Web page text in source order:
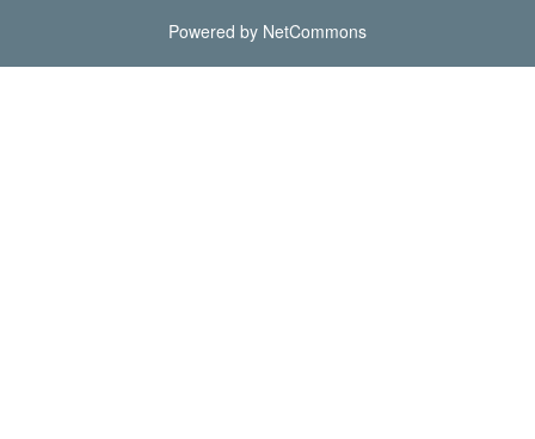
Powered by NetCommons